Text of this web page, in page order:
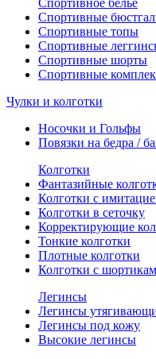
Спортивное белье
Спортивные
Спортивные топы
Спортивные
Спортивные шорты
Спортивные
Чулки и колготки
Носочки и Гольфы
Повязки на бедра /
Колготки
Фантазийные
Колготки с
Колготки в сеточку
Корректирующие
Тонкие колготки
Плотные колготки
Колготки с
Легинсы
Легинсы
Легинсы под кожу
Высокие легинсы